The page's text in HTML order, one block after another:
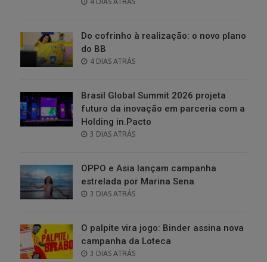
Do cofrinho à realização: o novo plano
do BB
POSTED
4 DIAS ATRÁS
Brasil Global Summit 2026 projeta
futuro da inovação em parceria com a
Holding in.Pacto
POSTED
3 DIAS ATRÁS
OPPO e Asia lançam campanha
estrelada por Marina Sena
POSTED
3 DIAS ATRÁS
O palpite vira jogo: Binder assina nova
campanha da Loteca
POSTED
3 DIAS ATRÁS